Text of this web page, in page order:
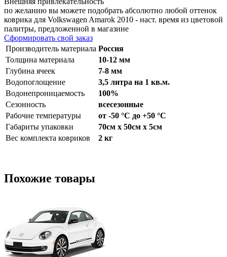
по желанию вы можете подобрать абсолютно любой оттенок
коврика для Volkswagen Amarok 2010 - наст. время из цветовой
палитры, предложенной в магазине
Сформировать свой заказ
Производитель материала Россия
Толщина материала
10-12 мм
Глубина ячеек
7-8 мм
Водопоглощение
3,5 литра на 1 кв.м.
Водонепроницаемость
100%
Сезонность
всесезонные
Рабочие температуры
от -50 °С до +50 °С
Габариты упаковки
70см x 50см x 5см
Вес комплекта ковриков
2 кг
Похожие товары